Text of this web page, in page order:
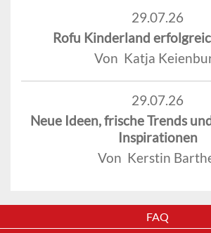
29.07.26
Rofu Kinderland
Von Katja
29.07.26
Neue Ideen, frische Trends
Inspirationen
Von Kerstin
FAQ